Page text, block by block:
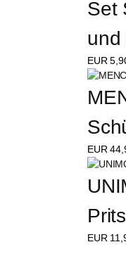
Set
und
EUR
EUR
EUR